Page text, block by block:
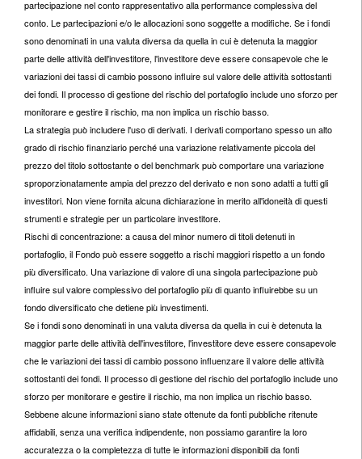
partecipazione nel conto rappresentativo alla performance complessiva del
conto. Le partecipazioni e/o le allocazioni sono soggette a modifiche. Se i fondi
sono denominati in una valuta diversa da quella in cui è detenuta la maggior
parte delle attività dell'investitore, l'investitore deve essere consapevole che le
variazioni dei tassi di cambio possono influire sul valore delle attività sottostanti
dei fondi. Il processo di gestione del rischio del portafoglio include uno sforzo per
monitorare e gestire il rischio, ma non implica un rischio basso.
La strategia può includere l'uso di derivati. I derivati ​​comportano spesso un alto
grado di rischio finanziario perché una variazione relativamente piccola del
prezzo del titolo sottostante o del benchmark può comportare una variazione
sproporzionatamente ampia del prezzo del derivato e non sono adatti a tutti gli
investitori. Non viene fornita alcuna dichiarazione in merito all'idoneità di questi
strumenti e strategie per un particolare investitore.
Rischi di concentrazione: a causa del minor numero di titoli detenuti in
portafoglio, il Fondo può essere soggetto a rischi maggiori rispetto a un fondo
più diversificato. Una variazione di valore di una singola partecipazione può
influire sul valore complessivo del portafoglio più di quanto influirebbe su un
fondo diversificato che detiene più investimenti.
Se i fondi sono denominati in una valuta diversa da quella in cui è detenuta la
maggior parte delle attività dell'investitore, l'investitore deve essere consapevole
che le variazioni dei tassi di cambio possono influenzare il valore delle attività
sottostanti dei fondi. Il processo di gestione del rischio del portafoglio include uno
sforzo per monitorare e gestire il rischio, ma non implica un rischio basso.
Sebbene alcune informazioni siano state ottenute da fonti pubbliche ritenute
affidabili, senza una verifica indipendente, non possiamo garantire la loro
accuratezza o la completezza di tutte le informazioni disponibili da fonti